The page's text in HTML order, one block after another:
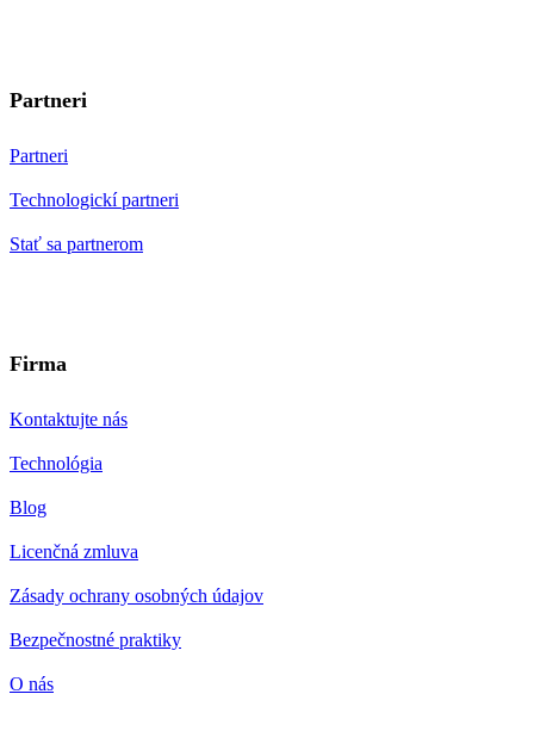
Partneri
Partneri
Technologickí partneri
Stať sa partnerom
Firma
Kontaktujte nás
Technológia
Blog
Licenčná zmluva
Zásady ochrany osobných údajov
Bezpečnostné praktiky
O nás